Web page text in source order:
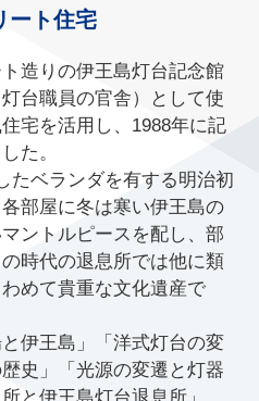
ート住宅
造りの伊王島灯台記念館
台職員の官舎）として使
宅を活用し、1988年に記
た。
たベランダを有する明治初
部屋に冬は寒い伊王島の
ントルピースを配し、部
時代の退息所では他に類
めて貴重な文化遺産で
伊王島」「洋式灯台の変
史」「光源の変遷と灯器
と伊王島灯台退息所」